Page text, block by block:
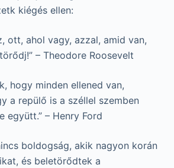
kiégés ellen:
ott, ahol vagy, azzal, amid van,
– Theodore Roosevelt
hogy minden ellened van,
a repülő is a széllel szemben
együtt.” – Henry Ford
boldogság, akik nagyon korán
és beletörődtek a